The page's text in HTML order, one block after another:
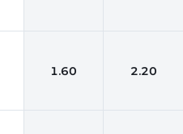
1.60 2.20